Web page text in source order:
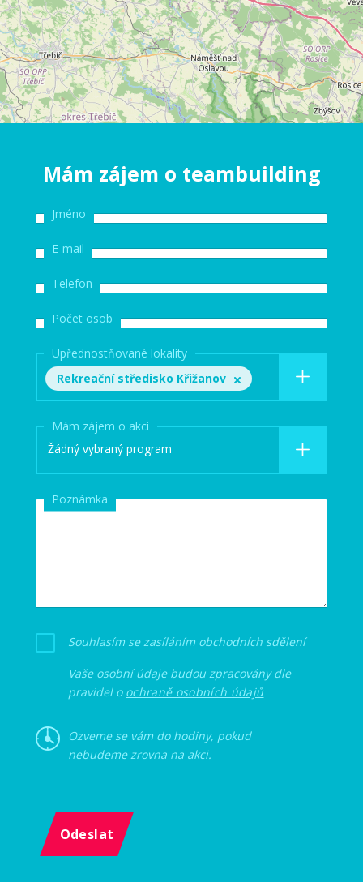
Mám zájem o teambuilding
Jméno
E-mail
Telefon
Počet osob
Upřednostňované lokality
Rekreační středisko Křižanov
Mám zájem o akci
Žádný vybraný program
Poznámka
Souhlasím se zasíláním obchodních sdělení
Vaše osobní údaje budou zpracovány dle
pravidel o ochraně osobních údajů
Ozveme se vám do hodiny, pokud
nebudeme zrovna na akci.
Odeslat